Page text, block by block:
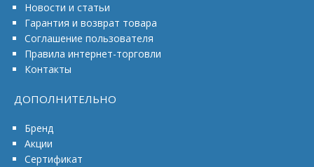
Новости и статьи
Гарантия и возврат товара
Соглашение пользователя
Правила интернет-торговли
Контакты
ДОПОЛНИТЕЛЬНО
Бренд
Акции
Сертификат